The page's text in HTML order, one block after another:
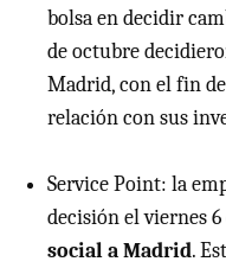
bolsa en decidir
de octubre
Madrid, con el fin
relación con sus
Service Point: la
decisión el viernes
social a Madrid.